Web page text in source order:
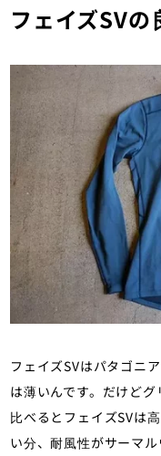
フェイズSV
フェイズSVはパタゴニ
は薄いんです。だけど
比べるとフェイズSVは
い分、耐風性がサーマ